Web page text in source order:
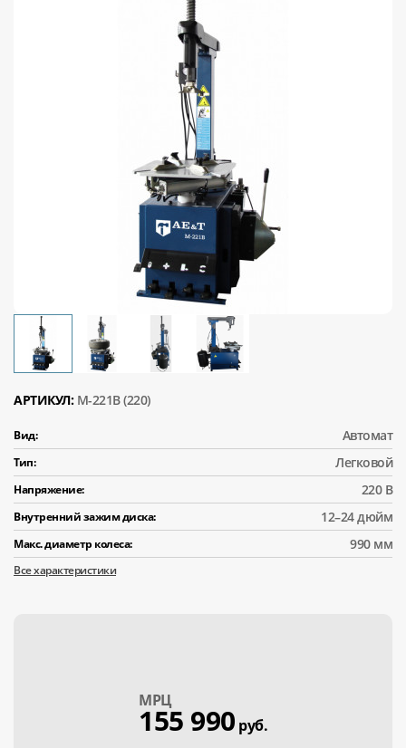
АРТИКУЛ: M-221B (220)
Вид: Автомат
Тип: Легковой
Напряжение: 220 В
Внутренний зажим диска: 12–24 дюйм
Макс. диаметр колеса: 990 мм
Все характеристики
МPЦ
155 990 руб.